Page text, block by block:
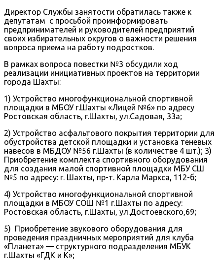
Директор Службы занятости обратилась также к
депутатам с просьбой проинформировать
предпринимателей и руководителей предприятий
своих избирательных округов о важности решения
вопроса приема на работу подростков.
В рамках вопроса повестки №3 обсудили ход
реализации инициативных проектов на территории
города Шахты:
1) Устройство многофункциональной спортивной
площадки в МБОУ г.Шахты «Лицей №6» по адресу
Ростовская область, г.Шахты, ул.Садовая, 33а;
2) Устройство асфальтового покрытия территории для
обустройства детской площадки и установка теневых
навесов в МБДОУ №56 г.Шахты (в количестве 4 шт.); 3)
Приобретение комплекта спортивного оборудования
для создания малой спортивной площадки МБУ СШ
№5 по адресу: г. Шахты, пр-т. Карла Маркса, 112-б;
4) Устройство многофункциональной спортивной
площадки в МБОУ СОШ №1 г.Шахты по адресу:
Ростовская область, г.Шахты, ул.Достоевского,69;
5) Приобретение звукового оборудования для
проведения праздничных мероприятий для клуба
«Планета» — структурного подразделения МБУК
г.Шахты «ГДК и К»;